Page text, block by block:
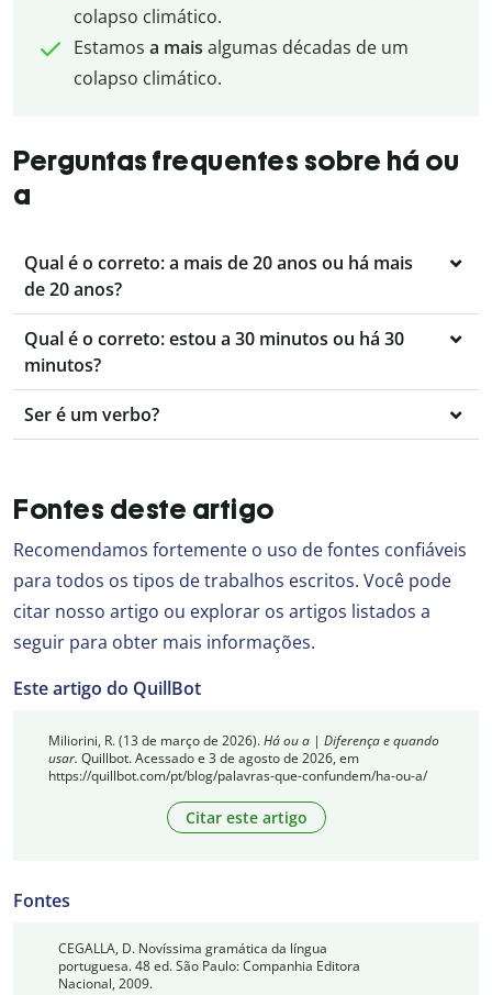
colapso climático.
Estamos a mais algumas décadas de um
colapso climático.
Perguntas frequentes sobre há ou
a
Qual é o correto: a mais de 20 anos ou há mais
de 20 anos?
Qual é o correto: estou a 30 minutos ou há 30
minutos?
Ser é um verbo?
Fontes deste artigo
Recomendamos fortemente o uso de fontes confiáveis
para todos os tipos de trabalhos escritos. Você pode
citar nosso artigo ou explorar os artigos listados a
seguir para obter mais informações.
Este artigo do QuillBot
Miliorini, R. (13 de março de 2026).Há ou a | Diferença e quando
usar. Quillbot. Acessado e 3 de agosto de 2026, em
https://quillbot.com/pt/blog/palavras-que-confundem/ha-ou-a/
Citar este artigo
Fontes
CEGALLA, D. Novíssima gramática da língua
portuguesa. 48 ed. São Paulo: Companhia Editora
Nacional, 2009.